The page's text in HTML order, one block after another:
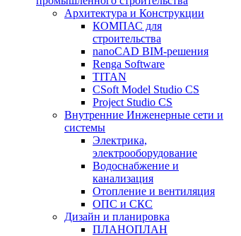
Архитектура и Конструкции
КОМПАС для
строительства
nanoCAD BIM-решения
Renga Software
TITAN
CSoft Model Studio CS
Project Studio CS
Внутренние Инженерные сети и
системы
Электрика,
электрооборудование
Водоснабжение и
канализация
Отопление и вентиляция
ОПС и СКС
Дизайн и планировка
ПЛАНОПЛАН